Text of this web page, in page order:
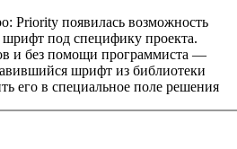
Priority появилась возможность
шрифт под специфику проекта.
и без помощи программиста —
шрифт из библиотеки
его в специальное поле решения